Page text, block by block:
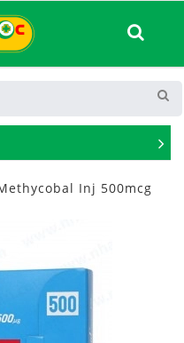
See
Inj 500mcg